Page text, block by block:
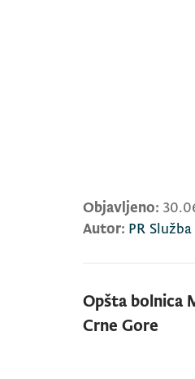
Objavljeno:
Autor: PR
Opšta bolnica
Crne Gore